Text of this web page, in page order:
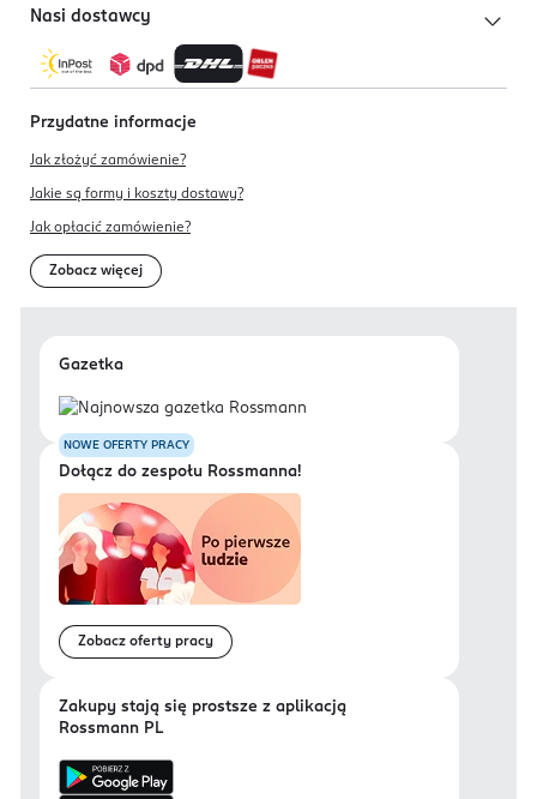
Nasi dostawcy
Przydatne informacje
Jak złożyć zamówienie?
Jakie są formy i koszty dostawy?
Jak opłacić zamówienie?
Zobacz więcej
Gazetka
NOWE OFERTY PRACY
Dołącz do zespołu Rossmanna!
Zobacz oferty pracy
Zakupy stają się prostsze z aplikacją
Rossmann PL